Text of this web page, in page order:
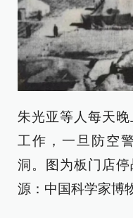
朱光亚等人每天
工作，一旦防空
洞。图为板门店
源：中国科学家博